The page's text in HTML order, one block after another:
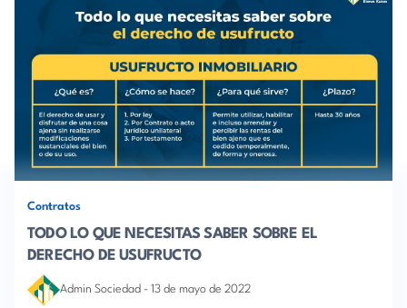
Contratos
TODO LO QUE NECESITAS SABER SOBRE EL
DERECHO DE USUFRUCTO
Admin Sociedad - 13 de mayo de 2022